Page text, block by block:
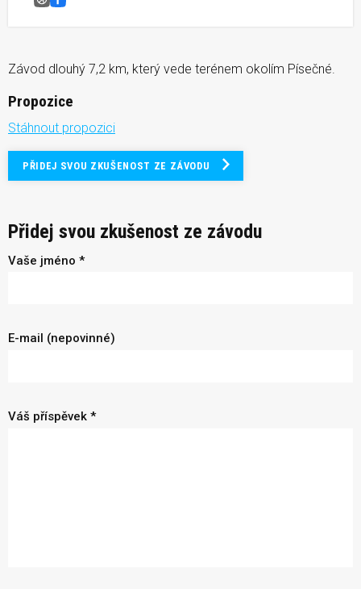
Běh Písečnou
Facebook
Závod dlouhý 7,2 km, který vede terénem okolím Písečné.
Propozice
Stáhnout propozici
PŘIDEJ SVOU ZKUŠENOST ZE ZÁVODU
Přidej svou zkušenost ze závodu
Vaše jméno *
E-mail (nepovinné)
Váš příspěvek *